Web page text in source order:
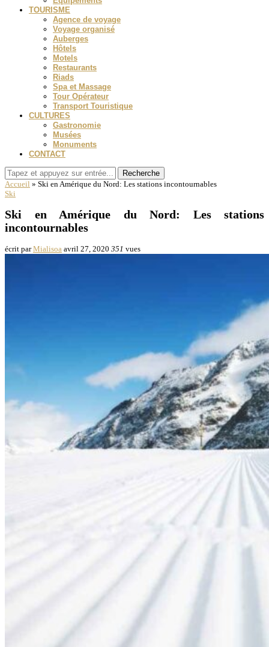
TOURISME
Agence de voyage
Voyage organisé
Auberges
Hôtels
Motels
Restaurants
Riads
Spa et Massage
Tour Opérateur
Transport Touristique
CULTURES
Gastronomie
Musées
Monuments
CONTACT
Recherche
Accueil » Ski en Amérique du Nord: Les stations incontournables
Ski
Ski en Amérique du Nord: Les stations
incontournables
écrit parMialisoa avril 27, 2020 351 vues